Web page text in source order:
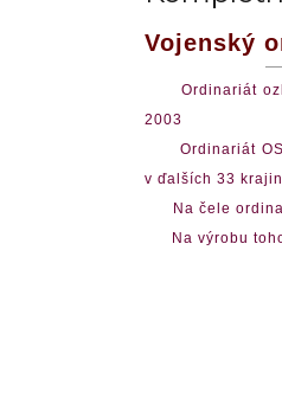
Vojenský
Ordinariát
2003
Ordinariát OS
v ďalších 33
Na čele
Na výrobu